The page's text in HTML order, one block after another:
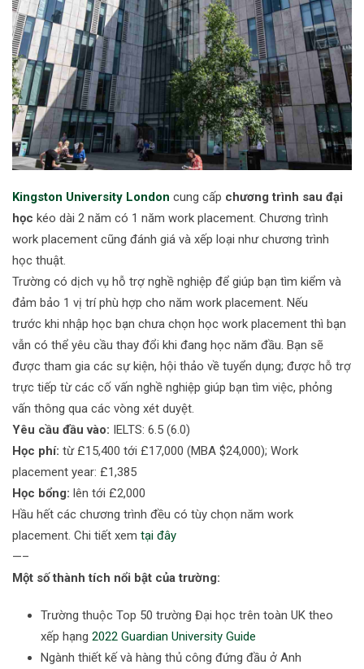
Kingston University London cung cấp chương trình sau đại
học kéo dài 2 năm có 1 năm work placement. Chương trình
work placement cũng đánh giá và xếp loại như chương trình
học thuật.
Trường có dịch vụ hỗ trợ nghề nghiệp để giúp bạn tìm kiểm và
đảm bảo 1 vị trí phù hợp cho năm work placement. Nếu
trước khi nhập học bạn chưa chọn học work placement thì bạn
vẫn có thể yêu cầu thay đổi khi đang học năm đầu. Bạn sẽ
được tham gia các sự kiện, hội thảo về tuyển dụng; được hỗ trợ
trực tiếp từ các cố vấn nghề nghiệp giúp bạn tìm việc, phỏng
vấn thông qua các vòng xét duyệt.
Yêu cầu đầu vào: IELTS: 6.5 (6.0)
Học phí: từ £15,400 tới £17,000 (MBA $24,000); Work
placement year: £1,385
Học bổng: lên tới £2,000
Hầu hết các chương trình đều có tùy chọn năm work
placement. Chi tiết xem tại đây
—–
Một số thành tích nổi bật của trường:
Trường thuộc Top 50 trường Đại học trên toàn UK theo
xếp hạng 2022 Guardian University Guide
Ngành thiết kế và hàng thủ công đứng đầu ở Anh